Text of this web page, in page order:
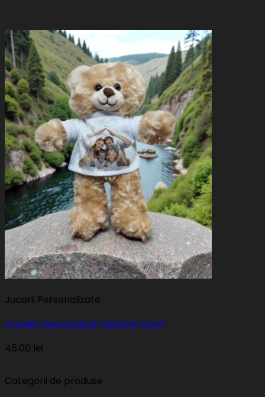
Jucarii Personalizate
Ursulet Personalizat Culoare Crem
45.00 lei
Categorii de produse